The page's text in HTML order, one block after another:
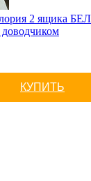
2 ящика
КУПИТЬ